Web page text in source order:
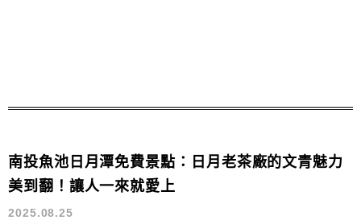
南投魚池日月潭免費景點：日月老茶廠的文青魅力
美到翻！讓人一來就愛上
2025.08.25